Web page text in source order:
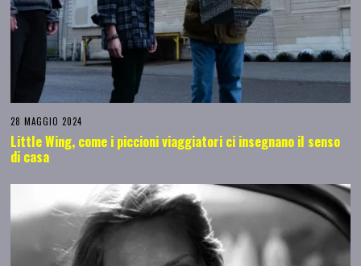
28 MAGGIO 2024
Little Wing, come i piccioni viaggiatori ci insegnano il senso
di casa